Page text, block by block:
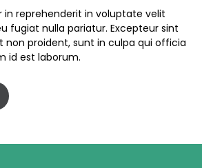
in reprehenderit in voluptate velit
fugiat nulla pariatur. Excepteur sint
proident, sunt in culpa qui officia
id est laborum.